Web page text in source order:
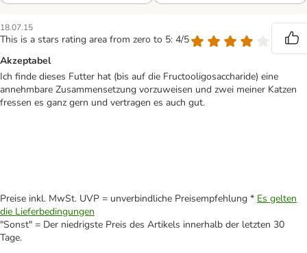
18.07.15
This is a stars rating area from zero to 5: 4/5
Akzeptabel
Ich finde dieses Futter hat (bis auf die Fructooligosaccharide) eine
annehmbare Zusammensetzung vorzuweisen und zwei meiner Katzen
fressen es ganz gern und vertragen es auch gut.
Preise inkl. MwSt. UVP = unverbindliche Preisempfehlung * Es gelten
die Lieferbedingungen
"Sonst" = Der niedrigste Preis des Artikels innerhalb der letzten 30
Tage.